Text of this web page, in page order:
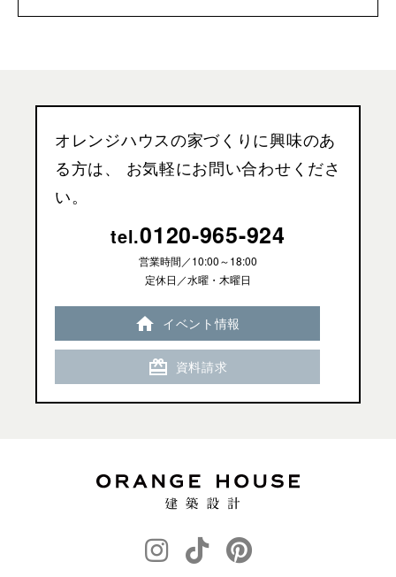
オレンジハウスの家づくりに興味のあ
る方は、
お気軽にお問い合わせくださ
い。
tel.0120-965-924
営業時間／10:00～18:00
定休日／水曜・木曜日
イベント情報
資料請求